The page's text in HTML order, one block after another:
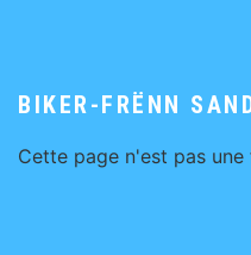
BIKER-FRËNN
Cette page n'est pas une